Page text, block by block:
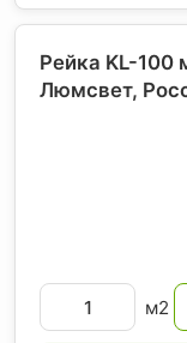
Рейка KL-
Люмсвет,
м2